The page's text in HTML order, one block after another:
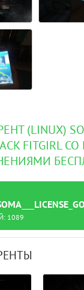
(LINUX)
FITGIRL
1089